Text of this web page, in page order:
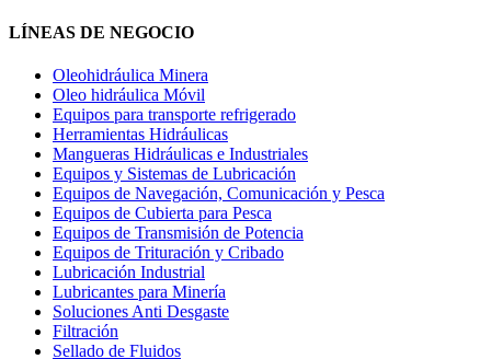
LÍNEAS DE NEGOCIO
Oleohidráulica Minera
Oleo hidráulica Móvil
Equipos para transporte refrigerado
Herramientas Hidráulicas
Mangueras Hidráulicas e Industriales
Equipos y Sistemas de Lubricación
Equipos de Navegación, Comunicación y Pesca
Equipos de Cubierta para Pesca
Equipos de Transmisión de Potencia
Equipos de Trituración y Cribado
Lubricación Industrial
Lubricantes para Minería
Soluciones Anti Desgaste
Filtración
Sellado de Fluidos